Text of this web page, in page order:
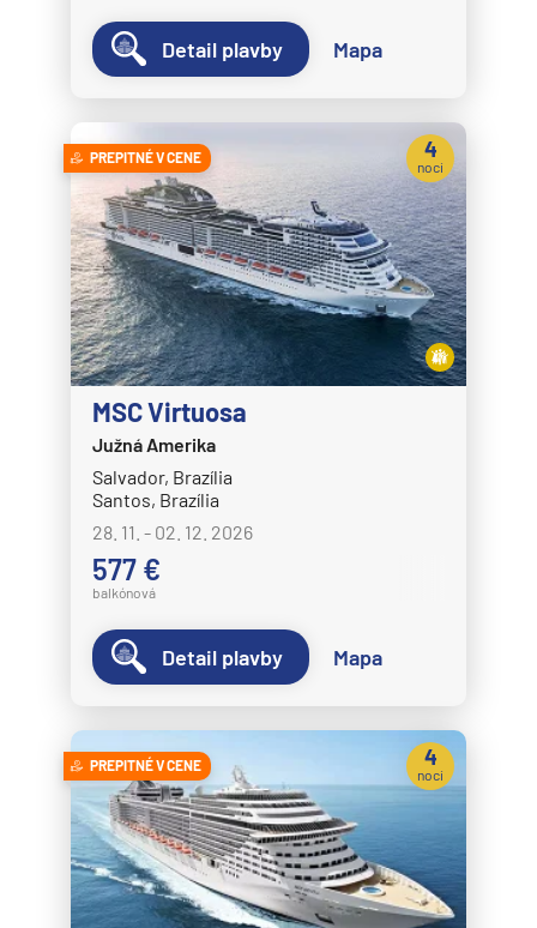
Detail plavby Mapa
PREPITNÉ V CENE
MSC Virtuosa
Južná Amerika
Salvador, Brazília
Santos, Brazília
28. 11. - 02. 12. 2026
577 €
balkónová
4
noci
Detail plavby Mapa
PREPITNÉ V CENE 4
noci